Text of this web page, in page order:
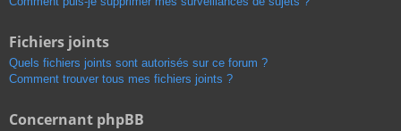
Fichiers joints
Quels fichiers joints sont autorisés sur ce forum ?
Comment trouver tous mes fichiers joints ?
Concernant phpBB